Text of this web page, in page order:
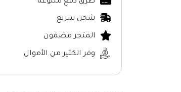
شحن سريع
المتجر مضمون
وفر الكثير من الأموال